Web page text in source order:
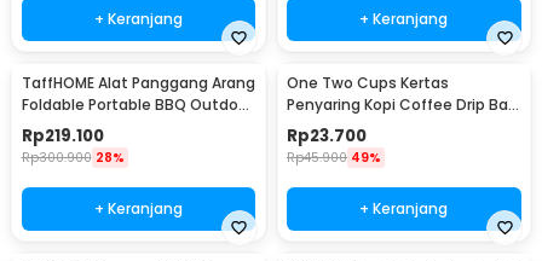
+ Keranjang + Keranjang
TaffHOME Alat Panggang Arang
Foldable Portable BBQ Outdoor
Grill Stove - HWSK77
Rp219.100
Rp300.900 28%
+ Keranjang
One Two Cups Kertas
Penyaring Kopi Coffee Drip Bag
Paper Filter 50PCS - T111
Rp23.700
Rp45.900 49%
+ Keranjang